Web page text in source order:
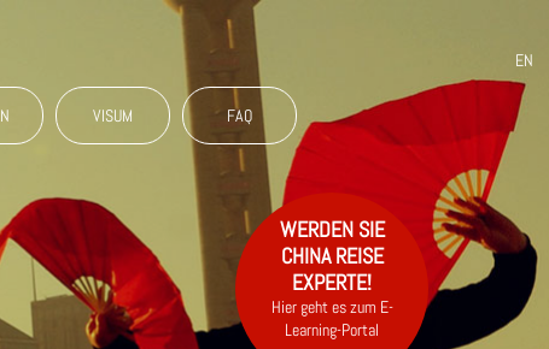
WERDEN SIE
CHINA REISE
EXPERTE!
Hier geht es zum E-
Learning-Portal
EN
VISUM FAQ